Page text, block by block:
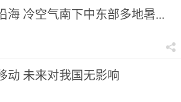
海 冷空气南下中东部多地暑...
动 未来对我国无影响